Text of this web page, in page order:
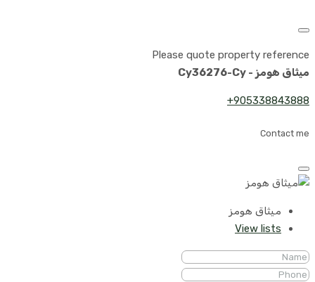
Please quote property reference
میثاق هومز - Cy36276-Cy
905338843888+
Contact me
میثاق هومز
View lists